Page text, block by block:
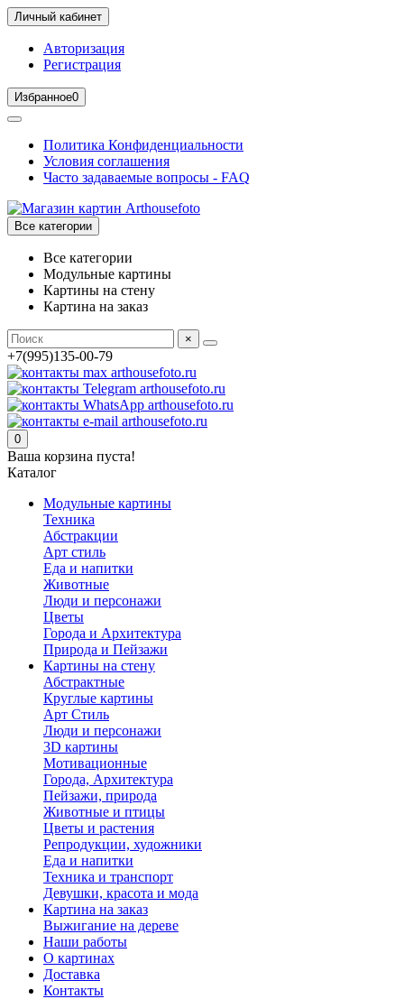
Личный кабинет
Авторизация
Регистрация
Избранное0
Политика Конфиденциальности
Условия соглашения
Часто задаваемые вопросы - FAQ
Все категории
Все категории
Модульные картины
Картины на стену
Картина на заказ
×
+7(995)135-00-79
0
Ваша корзина пуста!
Каталог
Модульные картины
Техника
Абстракции
Арт стиль
Еда и напитки
Животные
Люди и персонажи
Цветы
Города и Архитектура
Природа и Пейзажи
Картины на стену
Абстрактные
Круглые картины
Арт Стиль
Люди и персонажи
3D картины
Мотивационные
Города, Архитектура
Пейзажи, природа
Животные и птицы
Цветы и растения
Репродукции, художники
Еда и напитки
Техника и транспорт
Девушки, красота и мода
Картина на заказ
Выжигание на дереве
Наши работы
О картинах
Доставка
Контакты